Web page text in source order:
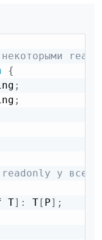
{
;
;
у всех
T] : T [ P] ;